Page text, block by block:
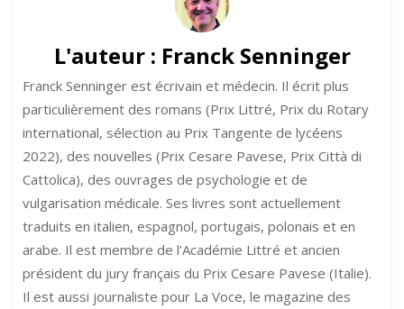
hyperbate
L'auteur : Franck Senninger
Franck Senninger est écrivain et médecin. Il écrit plus
particulièrement des romans (Prix Littré, Prix du Rotary
international, sélection au Prix Tangente de lycéens
2022), des nouvelles (Prix Cesare Pavese, Prix Città di
Cattolica), des ouvrages de psychologie et de
vulgarisation médicale. Ses livres sont actuellement
traduits en italien, espagnol, portugais, polonais et en
arabe. Il est membre de l'Académie Littré et ancien
président du jury français du Prix Cesare Pavese (Italie).
Il est aussi journaliste pour La Voce, le magazine des